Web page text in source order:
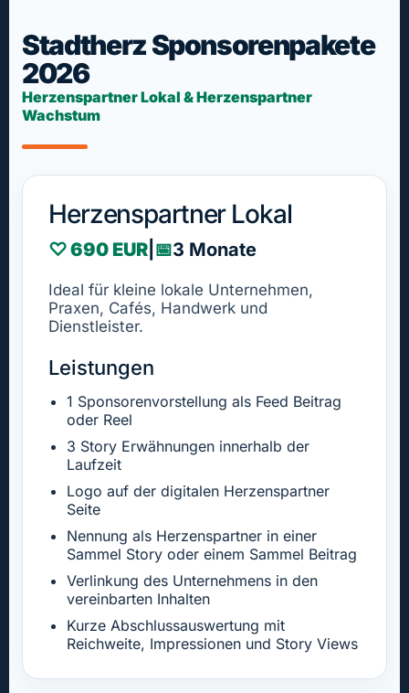
Stadtherz Sponsorenpakete
2026
Herzenspartner Lokal & Herzenspartner
Wachstum
Herzenspartner Lokal
♡ 690 EUR 📅3 Monate
Ideal für kleine lokale Unternehmen,
Praxen, Cafés, Handwerk und
Dienstleister.
Leistungen
1 Sponsorenvorstellung als Feed Beitrag
oder Reel
3 Story Erwähnungen innerhalb der
Laufzeit
Logo auf der digitalen Herzenspartner
Seite
Nennung als Herzenspartner in einer
Sammel Story oder einem Sammel Beitrag
Verlinkung des Unternehmens in den
vereinbarten Inhalten
Kurze Abschlussauswertung mit
Reichweite, Impressionen und Story Views